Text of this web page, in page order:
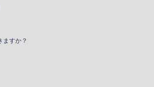
ますか？